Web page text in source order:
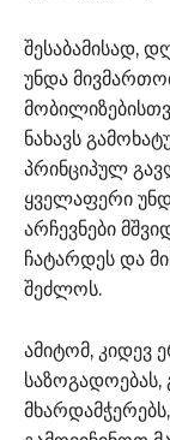
შესაბამისად,
უნდა
ნახავს
პრინციპულ
ყველაფერი
არჩევნები
ჩატარდეს და
შეძლოს.
ამიტომ, კიდევ
საზოგადოებას,